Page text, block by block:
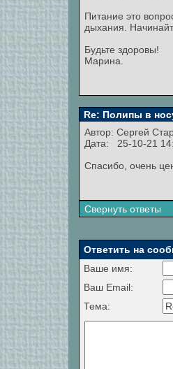
Питание это
дыхания.
Будьте здоровы!
Марина.
Re: Полипы в
Автор: Сергей
Дата: 25-10-21
Спасибо, очень
Свернуть ответы
Ответить на
Ваше имя:
Ваш Email:
Тема: